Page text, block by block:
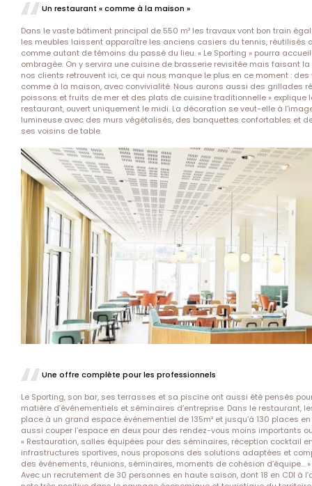
Un restaurant « comme à la maison »
Dans le vaste bâtiment principal de 550 m² les travaux vont bon train
les meubles laissent apparaître les anciens casiers du tennis, réutilisés
comme autant de témoins du passé du lieu. « Le Sporting » pourra
ombragée. On y servira une cuisine de brasserie revisitée mais faisant
nos clients retrouvent ici, ce qui nous manque le plus en ce moment :
comme à la maison, avec convivialité. Nous aurons aussi des grillades
poissons et fruits de mer et des plats de cuisine traditionnelle » explique
restaurant, ouvert uniquement le midi. La décoration se veut-elle à
lumineuse avec des murs végétalisés, des banquettes confortables et
ses voisins de table.
Une offre complète pour les professionnels
Le Sporting, son bar, ses terrasses et sa piscine ont aussi été pensés
matière d’événementiels et séminaires d’entreprise. Dans le
place à un grand espace événementiel de 135m² et jusqu’à 130 places
aussi couper l’espace en deux pour des rendez-vous moins importants
« Restauration, salles équipées pour des séminaires, réception cocktail
infrastructures sportives, nous proposons des solutions adaptées et
des événements, réunions, séminaires, moments de cohésion d’équipe…
Avec un recrutement de 30 personnes en haute saison, dont 18 en CDI à